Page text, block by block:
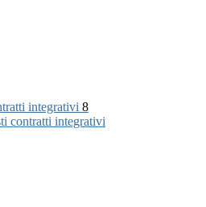
integrativi 8
contratti integrativi